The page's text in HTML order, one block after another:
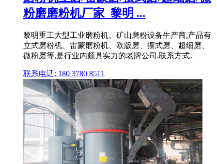
粉磨磨粉机厂家_黎明 ...
黎明重工大型工业磨粉机、矿山磨粉设备生产商,产品有
立式磨粉机、雷蒙磨粉机、欧版磨、摆式磨、超细磨、
微粉磨等,是行业内颇具实力的老牌公司,联系方式。
联系电话: 180 3780 8511